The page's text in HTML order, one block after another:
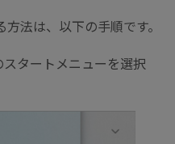
法は、以下の手順です。
タートメニューを選択